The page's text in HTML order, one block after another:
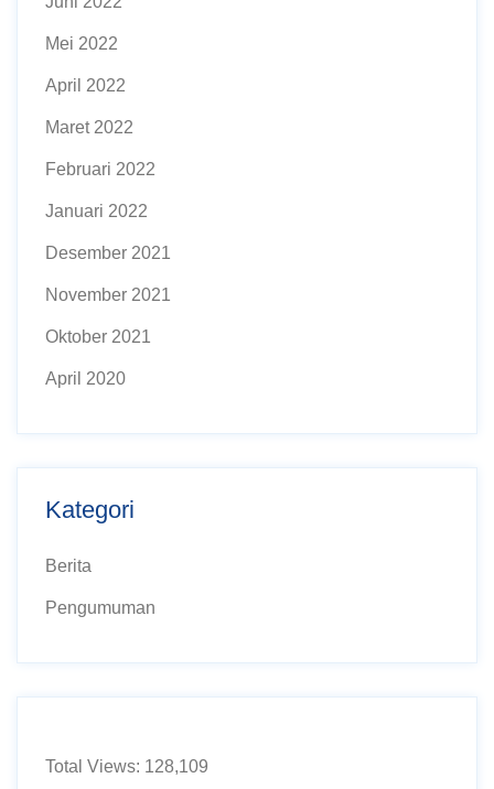
Mei 2022
April 2022
Maret 2022
Februari 2022
Januari 2022
Desember 2021
November 2021
Oktober 2021
April 2020
Kategori
Berita
Pengumuman
Total Views: 128,109